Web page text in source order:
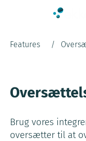
Features /
Brug vores
oversætter til at